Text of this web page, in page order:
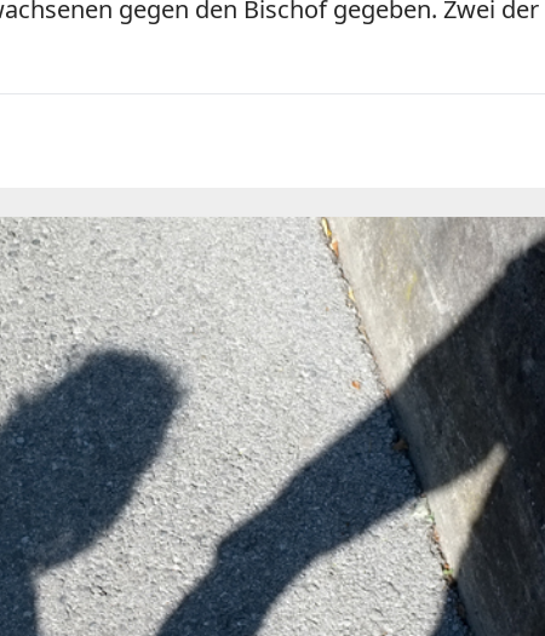
gegen den Bischof gegeben. Zwei